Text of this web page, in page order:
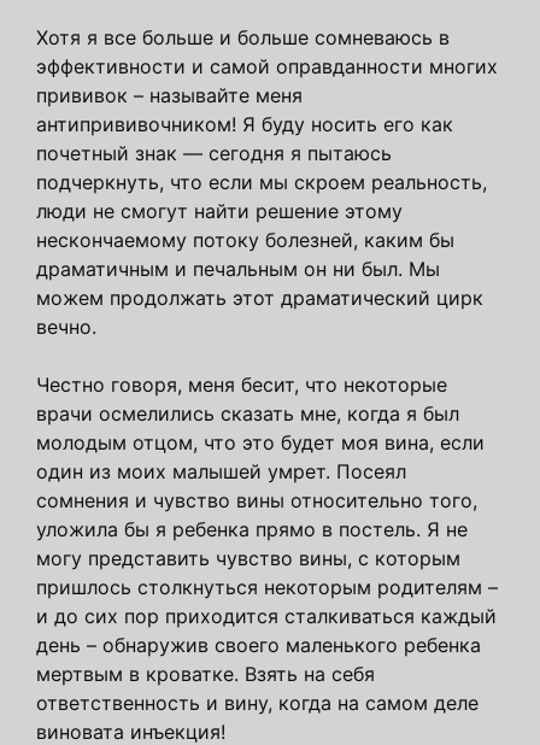
Хотя я все больше и больше сомневаюсь в
эффективности и самой оправданности многих
прививок – называйте меня
антипрививочником! Я буду носить его как
почетный знак — сегодня я пытаюсь
подчеркнуть, что если мы скроем реальность,
люди не смогут найти решение этому
нескончаемому потоку болезней, каким бы
драматичным и печальным он ни был. Мы
можем продолжать этот драматический цирк
вечно.
Честно говоря, меня бесит, что некоторые
врачи осмелились сказать мне, когда я был
молодым отцом, что это будет моя вина, если
один из моих малышей умрет. Посеял
сомнения и чувство вины относительно того,
уложила бы я ребенка прямо в постель. Я не
могу представить чувство вины, с которым
пришлось столкнуться некоторым родителям –
и до сих пор приходится сталкиваться каждый
день – обнаружив своего маленького ребенка
мертвым в кроватке. Взять на себя
ответственность и вину, когда на самом деле
виновата инъекция!